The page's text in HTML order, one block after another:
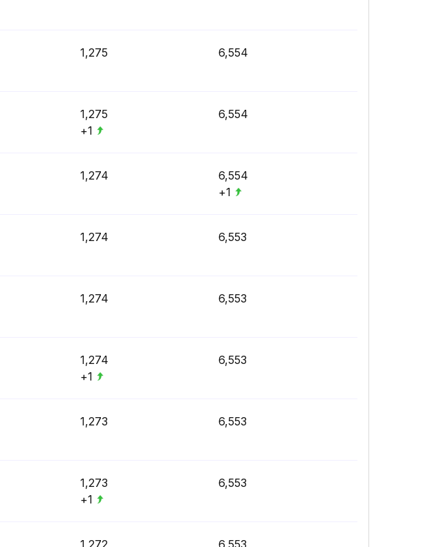
1,275 6,554
1,275
+1
6,554
1,274
6,554
+1
1,274 6,553
1,274 6,553
1,274
+1
6,553
1,273 6,553
1,273
+1
6,553
1,272 6,553